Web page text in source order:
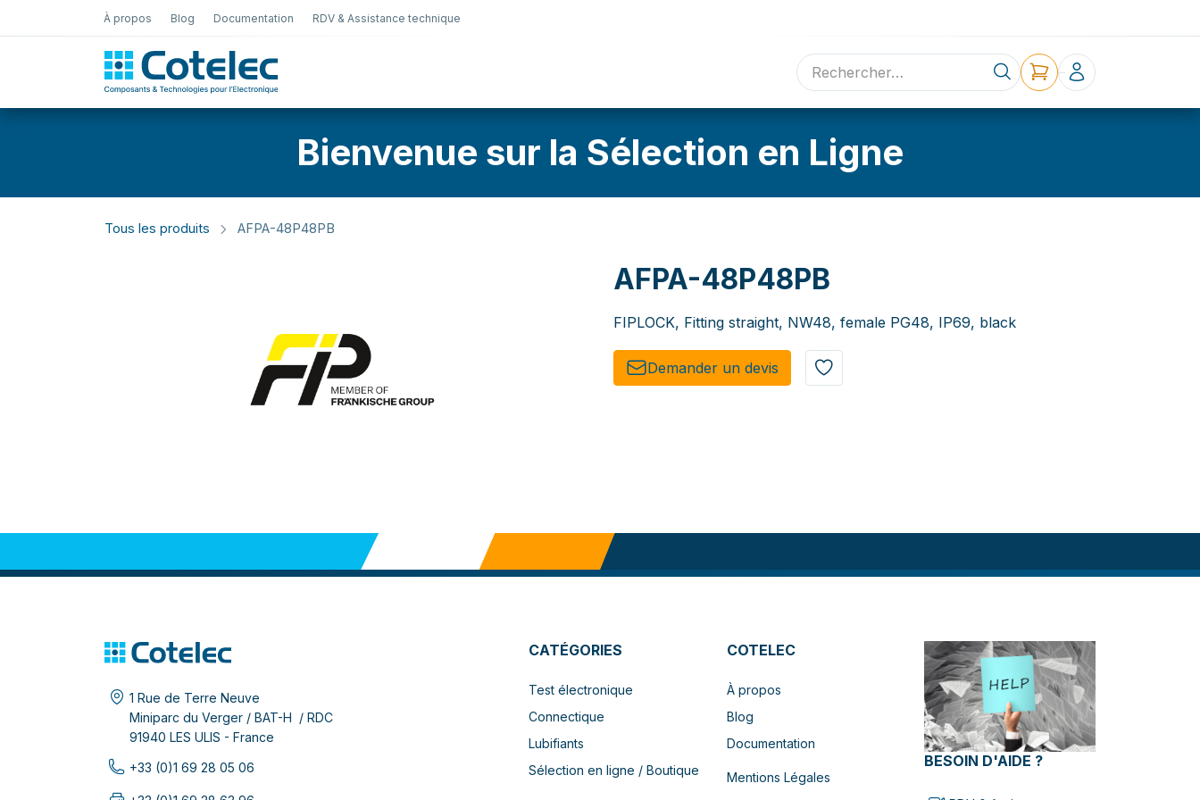
À propos Blog Documentation RDV & Assistance technique
Sélection en ligne Contact
Bienvenue sur la Sélection en Ligne
Tous les produits AFPA-48P48PB
AFPA-48P48PB
FIPLOCK, Fitting straight, NW48, female PG48, IP69, black
Demander un de​​vis​​
1 Rue de Terre Neuve
Miniparc du Verger / BAT-H / RDC
91940 LES ULIS - France
+33 (0)1 69 28 05 06
CATÉGORIES
Test électronique
Connectique
Lubifiants
Sélection en ligne / Boutique
COTELEC
À propos
Blog
Documentation
Mentions Légales
BESOIN D'AIDE ?